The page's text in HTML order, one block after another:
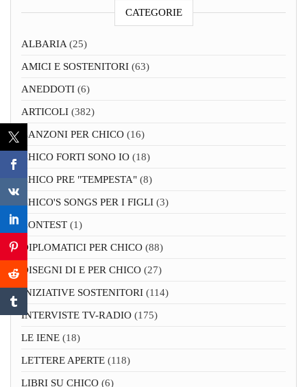
CATEGORIE
ALBARIA(25)
AMICI E SOSTENITORI (63)
ANEDDOTI (6)
ARTICOLI (382)
CANZONI PER CHICO (16)
CHICO FORTI SONO IO (18)
CHICO PRE "TEMPESTA" (8)
CHICO'S SONGS PER I FIGLI (3)
CONTEST (1)
DIPLOMATICI PER CHICO (88)
DISEGNI DI E PER CHICO (27)
INIZIATIVE SOSTENITORI (114)
INTERVISTE TV-RADIO (175)
LE IENE (18)
LETTERE APERTE (118)
LIBRI SU CHICO (6)